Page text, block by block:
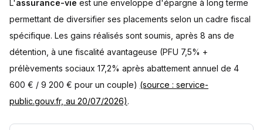
L'assurance-vie est une enveloppe d'épargne à long terme
permettant de diversifier ses placements selon un cadre fiscal
spécifique. Les gains réalisés sont soumis, après 8 ans de
détention, à une fiscalité avantageuse (PFU 7,5% +
prélèvements sociaux 17,2% après abattement annuel de 4
600 € / 9 200 € pour un couple) (source : service-
public.gouv.fr, au 20/07/2026).